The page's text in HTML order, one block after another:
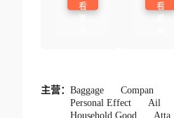
看
看
主营： Baggage
Compan
Personal Effect
Ail
Household Good
Atta